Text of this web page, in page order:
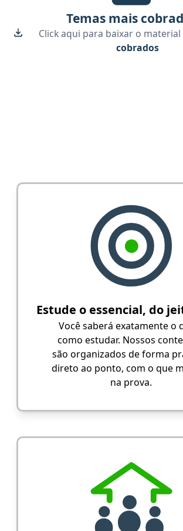
Temas mais
Click aqui para baixar o material
cobrados
Estude o essencial, do
Você saberá exatamente o
como estudar. Nossos
são organizados de forma
direto ao ponto, com o que
na prova.